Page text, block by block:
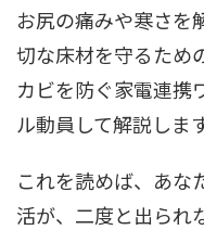
お尻の痛みや寒さを
切な床材を守るため
カビを防ぐ家電連携
ル動員して解説します
これを読めば、あな
活が、二度と出られ